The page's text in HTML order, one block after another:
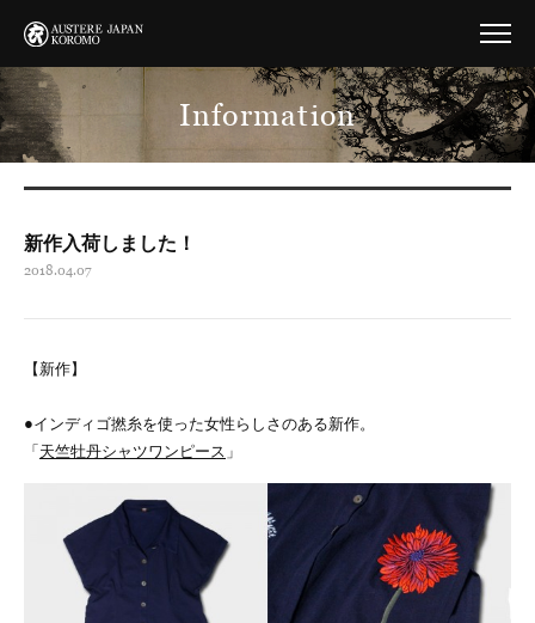
Information
新作入荷しました！
2018.04.07
【新作】
●インディゴ撚糸を使った女性らしさのある新作。
「天竺牡丹シャツワンピース 」